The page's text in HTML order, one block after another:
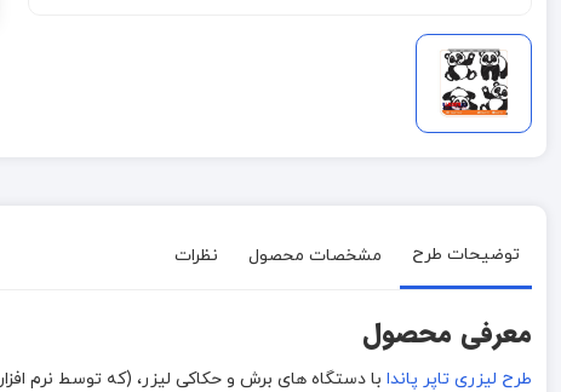
توضیحات طرح مشخصات محصول نظرات
معرفی محصول
طرح لیزری تاپر پاندا